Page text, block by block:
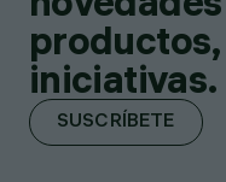
iniciativas.
SUSCRÍBETE